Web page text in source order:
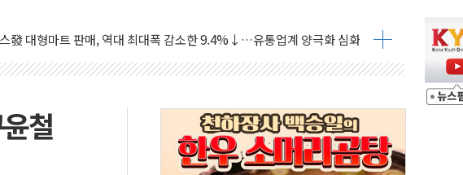
發 대형마트 판매, 역대 최대폭 감소한 9.4%↓…유통업계 양극화 심화
이해민 의원, '정부 특사'로 콜롬비아 대통령 취임식 참석
희 '버스 하우스' 공방…野 "청년 우롱 기괴" vs 與 "송구한 해프닝"
단, '국제과학연극제 2026'서 어린이 과학연극 2편 수상
린푸드 '텍사스로드하우스' 잠실점, 직장인 핫플레이스로 부상
철